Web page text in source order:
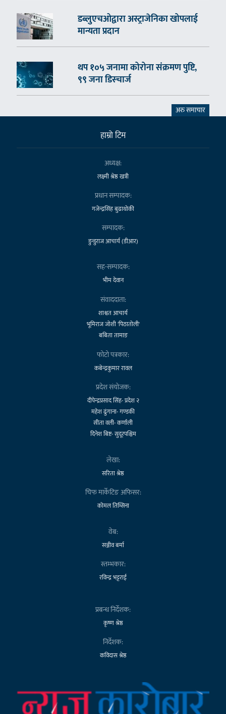
डब्लुएचओद्वारा अस्ट्राजेनिका खोपलाई
मान्यता प्रदान
थप १०५ जनामा कोरोना संक्रमण पुष्टि,
९९ जना डिस्चार्ज
अरु समाचार
हाम्राे टिम
अध्यक्ष:
लक्ष्मी श्रेष्ठ खत्री
प्रधान सम्पादक:
गजेन्द्रसिंह बुढाथोकी
सम्पादक:
डुन्डुराज आचार्य (डीआर)
सह-सम्पादक:
भीम देवान
संवाददाता:
शाश्वत आचार्य
भूमिराज जोशी 'पिठातोली'
बबिता तामाङ
फोटो पत्रकार:
कबेन्द्रकुमार रावल
प्रदेश संयोजक:
दीपेन्द्रप्रसाद सिंह- प्रदेश २
महेश ढुंगाना- गण्डकी
सीता वली- कर्णाली
दिनेश बिष्ट- सुदूरपश्चिम
लेखा:
सरिता श्रेष्ठ
चिफ मार्केटिङ अफिसर:
कोमल तिम्सिना
वेब:
सञ्जीव बर्मा
स्तम्भकार:
रविन्द्र भट्टराई
प्रबन्ध निर्देशक:
कृष्ण श्रेष्ठ
निर्देशक:
कविदास श्रेष्ठ